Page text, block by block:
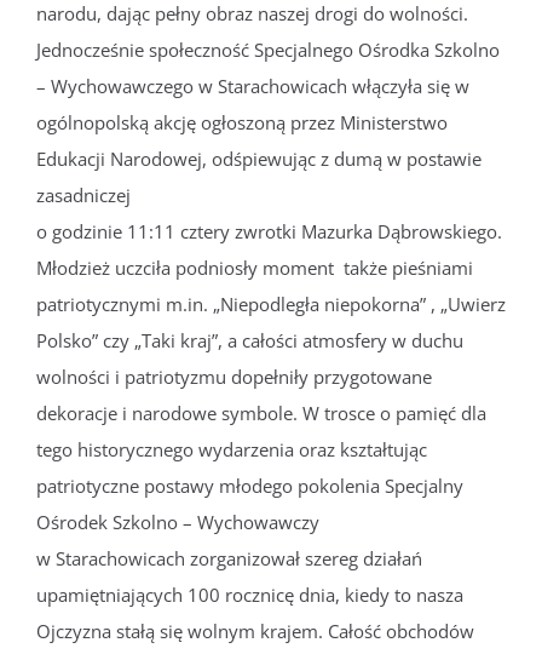
narodu, dając pełny obraz naszej drogi do wolności.
Jednocześnie społeczność Specjalnego Ośrodka Szkolno
– Wychowawczego w Starachowicach włączyła się w
ogólnopolską akcję ogłoszoną przez Ministerstwo
Edukacji Narodowej, odśpiewując z dumą w postawie
zasadniczej
o godzinie 11:11 cztery zwrotki Mazurka Dąbrowskiego.
Młodzież uczciła podniosły moment także pieśniami
patriotycznymi m.in. „Niepodległa niepokorna” , „Uwierz
Polsko” czy „Taki kraj”, a całości atmosfery w duchu
wolności i patriotyzmu dopełniły przygotowane
dekoracje i narodowe symbole. W trosce o pamięć dla
tego historycznego wydarzenia oraz kształtując
patriotyczne postawy młodego pokolenia Specjalny
Ośrodek Szkolno – Wychowawczy
w Starachowicach zorganizował szereg działań
upamiętniających 100 rocznicę dnia, kiedy to nasza
Ojczyzna stałą się wolnym krajem. Całość obchodów